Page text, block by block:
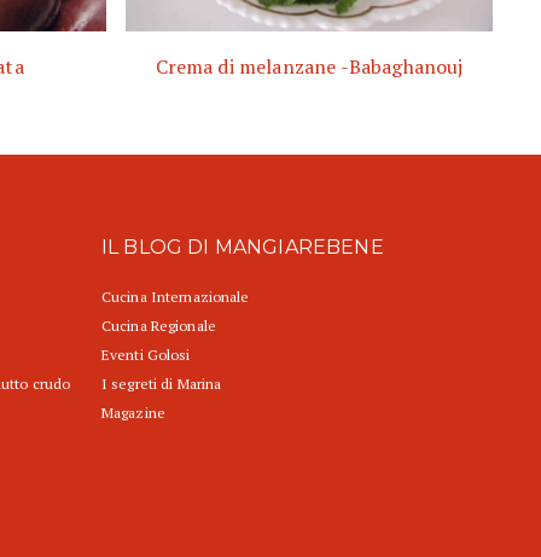
Crema di melanzane -Babaghanouj
crudo
IL BLOG DI MANGIAREBENE
Cucina Internazionale
Cucina Regionale
Eventi Golosi
I segreti di Marina
Magazine